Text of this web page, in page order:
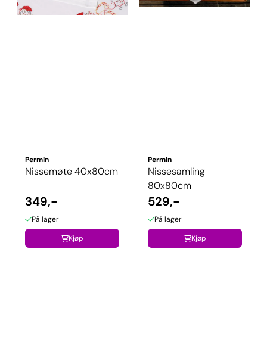
Permin
Nissemøte 40x80cm
349,-
På lager
Kjøp
Permin
Nissesamling
80x80cm
529,-
På lager
Kjøp